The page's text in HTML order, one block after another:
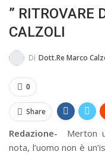
BUSSOLA
” RITROVARE
CALZOLI
Di Dott.re Marco
0
Share
Redazione- Merton
nota, l’uomo non è